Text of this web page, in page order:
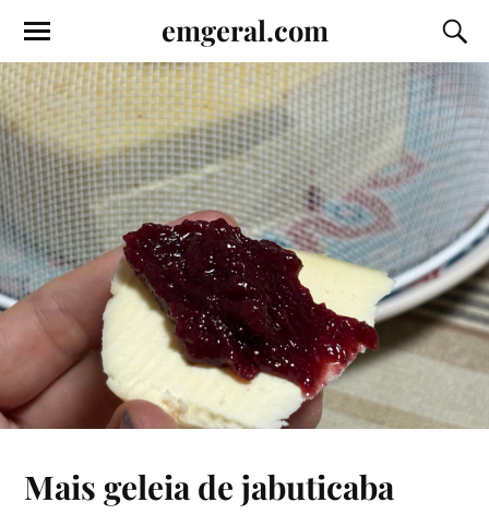
emgeral.com
Mais geleia de jabuticaba